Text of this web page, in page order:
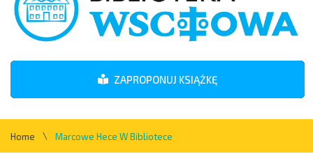
O nas
Wydarzenia
Kontakt
ZAPROPONUJ KSIĄŻKĘ
Home \ Marcowe Hece W Bibliotece